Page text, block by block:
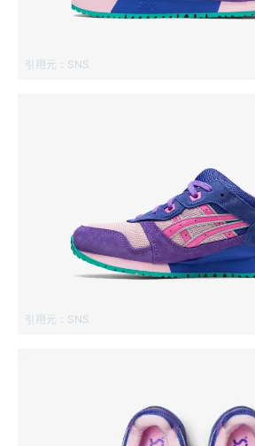
引用元： SNS
引用元： SNS